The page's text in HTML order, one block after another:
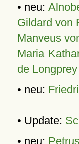
• neu:
Gildard von
Manveus
Maria
de Longprey
• neu:
• Update:
• neu: